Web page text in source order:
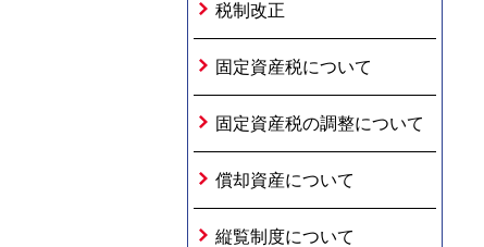
税制改正
固定資産税について
固定資産税の調整について
償却資産について
縦覧制度について